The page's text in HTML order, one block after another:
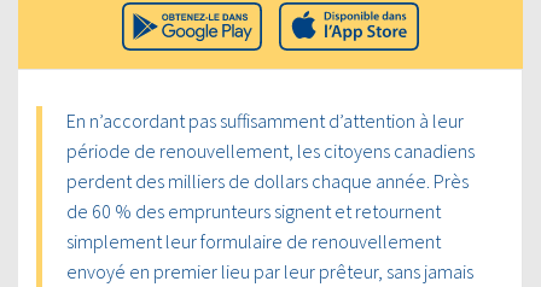
En n’accordant pas suffisamment d’attention à leur
période de renouvellement, les citoyens canadiens
perdent des milliers de dollars chaque année. Près
de 60 % des emprunteurs signent et retournent
simplement leur formulaire de renouvellement
envoyé en premier lieu par leur prêteur, sans jamais